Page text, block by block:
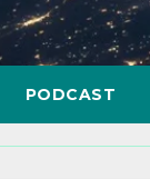
PODCAST